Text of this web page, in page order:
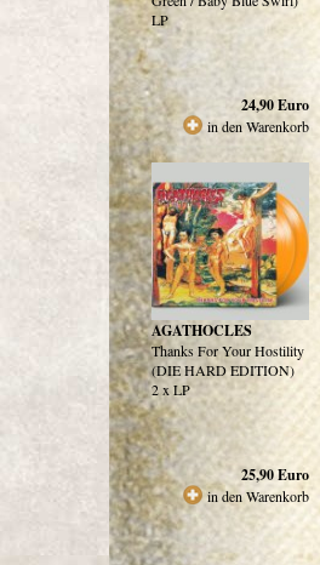
LP
24,90Euro
in den Warenkorb
AGATHOCLES
Thanks For Your Hostility
(DIE HARD EDITION)
2 x LP
25,90Euro
in den Warenkorb